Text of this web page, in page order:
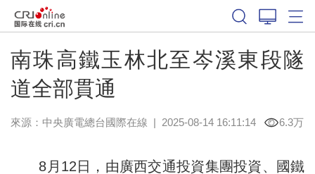
南珠高鐵玉林北至岑溪東段隧
道全部貫通
來源：中央廣電總台國際在線 | 2025-08-14 16:11:14 6.3万
8月12日，由廣西交通投資集團投資、國鐵